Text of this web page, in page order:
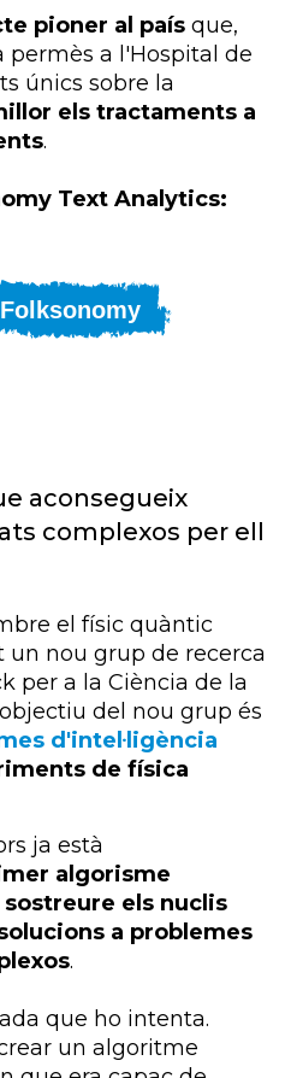
pioner al país que,
permès a l'Hospital de
únics sobre la
els tractaments a
.
Text Analytics:
aconsegueix
complexos per ell
el físic quàntic
un nou grup de recerca
per a la Ciència de la
del nou grup és
d'intel·ligència
de física
ja està
algorisme
els nuclis
a problemes
.
que ho intenta.
un algoritme